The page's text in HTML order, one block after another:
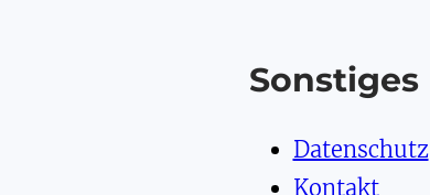
Sonstiges
Datenschutz
Kontakt